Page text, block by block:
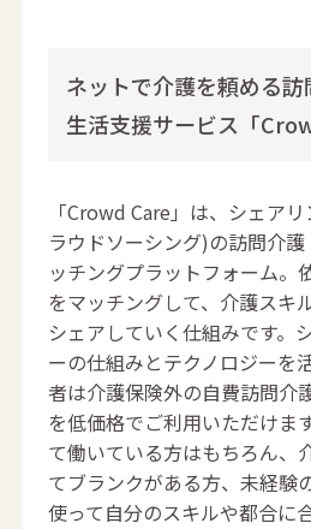
ネットで介護を頼める訪
生活支援サービス「
「Crowd Care」は、シェア
ラウドソーシング)の訪問介
ッチングプラットフォーム。
をマッチングして、介護スキ
シェアしていく仕組みです。
ーの仕組みとテクノロジーを
者は介護保険外の自費訪問介
を低価格でご利用いただけま
て働いている方はもちろん、
てブランクがある方、未経験
使って自分のスキルや都合に